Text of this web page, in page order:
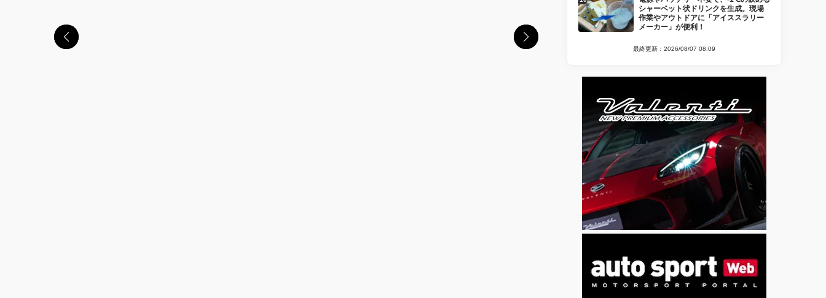
シャーベット状ドリンクを生成。現場
作業やアウトドアに「アイススラリー
メーカー」が便利！
最終更新：2026/08/07 08:09